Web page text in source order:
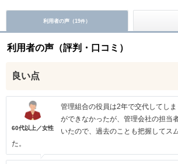
利用者の声（19件）
利用者の声（評判・口コミ）
良い点
60代以上／女性
管理組合の役員は2年で交代してし
ができなかったが、管理会社の担当
いたので、過去のことも把握してス
た。